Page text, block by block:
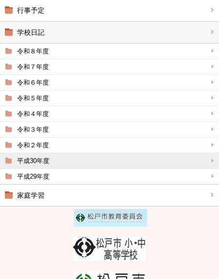
行事予定
学校日記
令和８年度
令和７年度
令和６年度
令和５年度
令和４年度
令和３年度
令和２年度
平成30年度
平成29年度
家庭学習